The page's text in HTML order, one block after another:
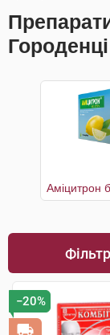
Городенці
Аміцитрон
−20%